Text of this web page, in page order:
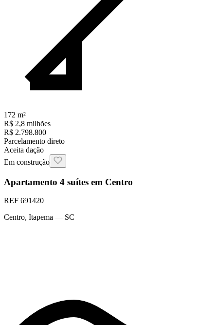
172 m²
R$ 2,8 milhões
R$ 2.798.800
Parcelamento direto
Aceita dação
Em construção
Apartamento 4 suítes em Centro
REF 691420
Centro, Itapema — SC